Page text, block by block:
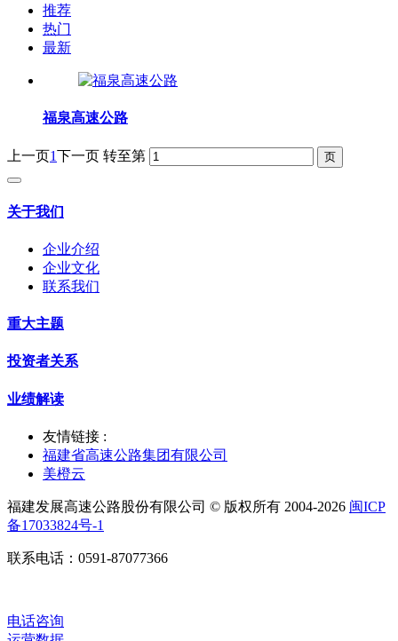
推荐
热门
最新
福泉高速公路
上一页1下一页 转至第
关于我们
企业介绍
企业文化
联系我们
重大主题
投资者关系
业绩解读
友情链接 :
福建省高速公路集团有限公司
美橙云
福建发展高速公路股份有限公司 © 版权所有 2004-2026 闽ICP
备17033824号-1
联系电话：0591-87077366
电话咨询